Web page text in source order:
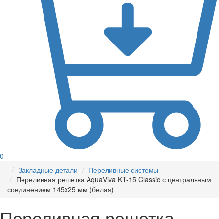
0
Закладные детали
Переливные системы
Переливная решетка AquaViva KT-15 Classic с центральным
соединением 145x25 мм (белая)